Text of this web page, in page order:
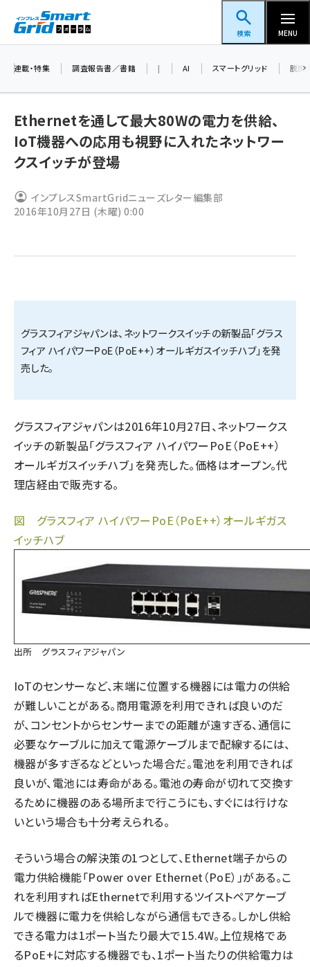
ン
スマートグリッドフォーラム
検索 MENU
蓄電池 (403)
ペロブスカイト (340)
ngn (280)
タンデム (150)
連載・特集 調査報告書／書籍 | AI スマートグリッド 脱炭
Ethernetを通して最大80Wの電力を供給、
IoT機器への応用も視野に入れたネットワー
クスイッチが登場
インプレスSmartGridニューズレター編集部
2016年10月27日 (木曜) 0:00
グラスフィアジャパンは、ネットワークスイッチの新製品「グラス
フィア ハイパワーPoE（PoE++）オールギガスイッチハブ」を発
売した。
グラスフィアジャパンは2016年10月27日、ネットワークス
イッチの新製品「グラスフィア ハイパワーPoE（PoE++）
オールギガスイッチハブ」を発売した。価格はオープン。代
理店経由で販売する。
図 グラスフィア ハイパワーPoE（PoE++）オールギガス
イッチハブ
出所 グラスフィアジャパン
IoTのセンサーなど、末端に位置する機器には電力の供給
が難しいことがある。商用電源を利用できれば良いのだ
が、コンセントからセンサーまでの距離が遠すぎる、通信に
必要なケーブルに加えて電源ケーブルまで配線するには、
機器が多すぎるなどといった場合だ。電池を利用できれば
良いが、電池には寿命がある。電池の寿命が切れて交換す
るために機器のある場所まで行こうにも、すぐには行けな
いという場合も十分考えられる。
そういう場合の解決策の1つとして、Ethernet端子からの
電力供給機能「Power over Ethernet（PoE）」がある。こ
れを利用すればEthernetで利用するツイストペアケーブ
ルで機器に電力を供給しながら通信もできる。しかし供給
できる電力は1ポート当たり最大で15.4W。上位規格であ
るPoE+に対応する機器でも、1ポート当たりの供給電力は